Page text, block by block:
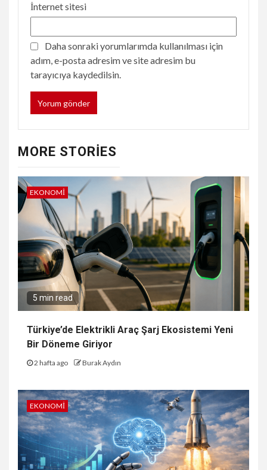
İnternet sitesi
Daha sonraki yorumlarımda kullanılması için
adım, e-posta adresim ve site adresim bu
tarayıcıya kaydedilsin.
MORE STORIES
EKONOMI
5 min read
Türkiye’de Elektrikli Araç Şarj Ekosistemi Yeni
Bir Döneme Giriyor
2 hafta ago Burak Aydın
EKONOMI